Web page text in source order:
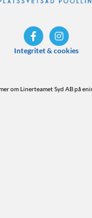
Integritet & cookies
om Linerteamet Syd AB på